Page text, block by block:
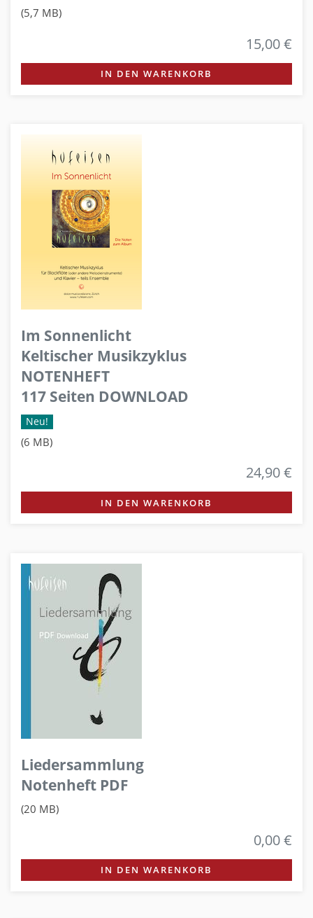
(5,7 MB)
15,00 €
IN DEN WARENKORB
Im Sonnenlicht
Keltischer Musikzyklus
NOTENHEFT
117 Seiten DOWNLOAD
Neu!
(6 MB)
24,90 €
IN DEN WARENKORB
Liedersammlung
Notenheft PDF
(20 MB)
0,00 €
IN DEN WARENKORB